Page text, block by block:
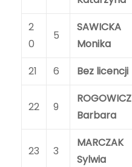
2
0
5
SAWICKA
Monika
21 6 Bez licencji
22 9
ROGOWICZ
Barbara
23 3
MARCZAK
Sylwia